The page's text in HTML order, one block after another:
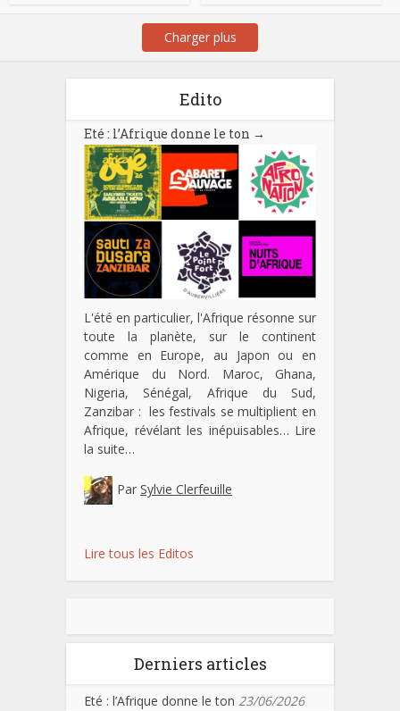
Charger plus
Edito
Eté : l’Afrique donne le ton →
L'été en particulier, l'Afrique résonne sur
toute la planète, sur le continent
comme en Europe, au Japon ou en
Amérique du Nord. Maroc, Ghana,
Nigeria, Sénégal, Afrique du Sud,
Zanzibar : les festivals se multiplient en
Afrique, révélant les inépuisables… Lire
la suite…
Par Sylvie Clerfeuille
Lire tous les Editos
Derniers articles
Eté : l’Afrique donne le ton 23/06/2026